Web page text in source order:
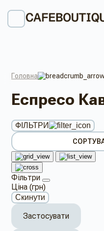
Головна
Еспресо
ФІЛЬТРИ
Фільтри
Ціна (грн)
Скинути
Застосувати